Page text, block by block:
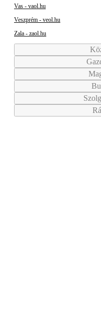
Vas - vaol.hu
Veszprém - veol.hu
Zala - zaol.hu